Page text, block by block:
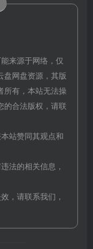
来源于网络，仅
盘网盘资源，其版
所有，本站无法操
的合法版权，请联
站赞同其观点和
法的相关信息，
，请联系我们，